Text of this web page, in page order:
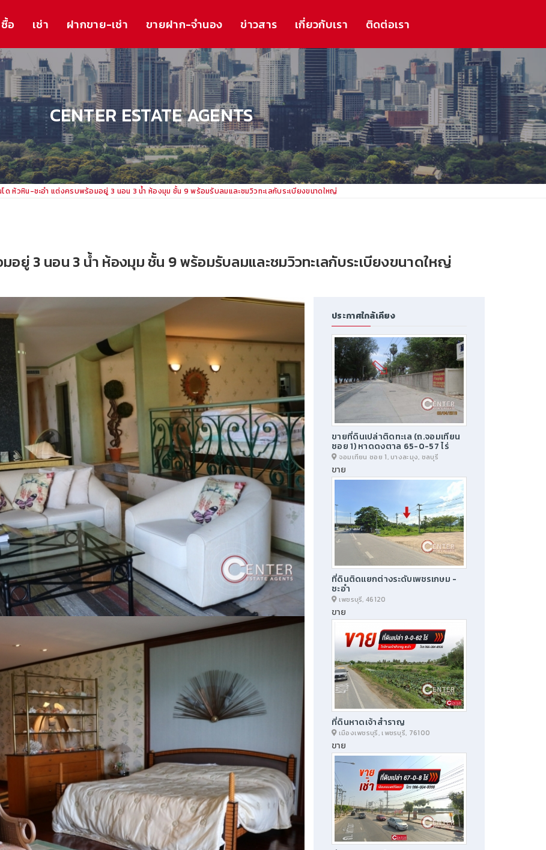
ซื้อ เช่า ฝากขาย-เช่า ขายฝาก-จำนอง ข่าวสาร เกี่ยวกับเรา ติดต่อเรา
CENTER ESTATE AGENTS
ด หัวหิน-ชะอำ แต่งครบพร้อมอยู่ 3 นอน 3 น้ำ ห้องมุม ชั้น 9 พร้อมรับลมและชมวิวทะเลกับระเบียงขนาดใหญ่
ยู่ 3 นอน 3 น้ำ ห้องมุม ชั้น 9 พร้อมรับลมและชมวิวทะเลกับระเบียงขนาดใหญ่
ประกาศใกล้เคียง
ขายที่ดินเปล่าติดทะเล (ถ.จอมเทียน
ซอย 1) หาดดงตาล 65-0-57 ไร่
จอมเทียน ซอย 1, บางละมุง, ชลบุรี
ขาย
ที่ดินติดแยกต่างระดับเพชรเกษม -
ชะอำ
เพชรบุรี, 46120
ขาย
ที่ดินหาดเจ้าสำราญ
เมืองเพชรบุรี, เพชรบุรี, 76100
ขาย